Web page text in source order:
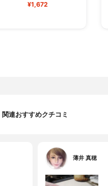
¥1,672
関連おすすめクチコミ
薄井 真穂